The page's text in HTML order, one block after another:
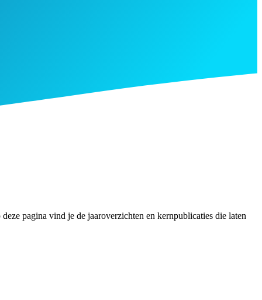
pagina vind je de jaaroverzichten en kernpublicaties die laten